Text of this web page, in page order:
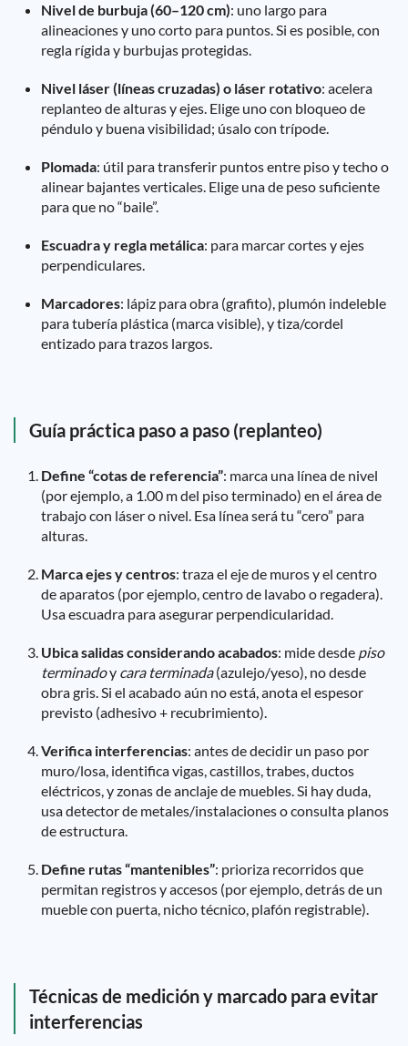
Nivel de burbuja (60–120 cm): uno largo para
alineaciones y uno corto para puntos. Si es posible, con
regla rígida y burbujas protegidas.
Nivel láser (líneas cruzadas) o láser rotativo: acelera
replanteo de alturas y ejes. Elige uno con bloqueo de
péndulo y buena visibilidad; úsalo con trípode.
Plomada: útil para transferir puntos entre piso y techo o
alinear bajantes verticales. Elige una de peso suficiente
para que no “baile”.
Escuadra y regla metálica: para marcar cortes y ejes
perpendiculares.
Marcadores: lápiz para obra (grafito), plumón indeleble
para tubería plástica (marca visible), y tiza/cordel
entizado para trazos largos.
Guía práctica paso a paso (replanteo)
Define “cotas de referencia”: marca una línea de nivel
(por ejemplo, a 1.00 m del piso terminado) en el área de
trabajo con láser o nivel. Esa línea será tu “cero” para
alturas.
Marca ejes y centros: traza el eje de muros y el centro
de aparatos (por ejemplo, centro de lavabo o regadera).
Usa escuadra para asegurar perpendicularidad.
Ubica salidas considerando acabados: mide desde piso
terminadoy cara terminada(azulejo/yeso), no desde
obra gris. Si el acabado aún no está, anota el espesor
previsto (adhesivo + recubrimiento).
Verifica interferencias: antes de decidir un paso por
muro/losa, identifica vigas, castillos, trabes, ductos
eléctricos, y zonas de anclaje de muebles. Si hay duda,
usa detector de metales/instalaciones o consulta planos
de estructura.
Define rutas “mantenibles”: prioriza recorridos que
permitan registros y accesos (por ejemplo, detrás de un
mueble con puerta, nicho técnico, plafón registrable).
Técnicas de medición y marcado para evitar
interferencias